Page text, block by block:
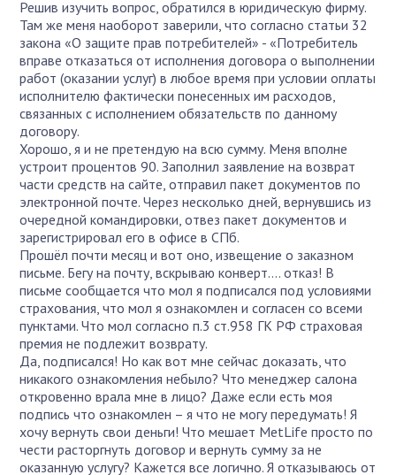
Решив изучить вопрос, обратился в юридическую фирму.
Там же меня наоборот заверили, что согласно статьи 32
закона «О защите прав потребителей» - «Потребитель
вправе отказаться от исполнения договора о выполнении
работ (оказании услуг) в любое время при условии оплаты
исполнителю фактически понесенных им расходов,
связанных с исполнением обязательств по данному
договору.
Хорошо, я и не претендую на всю сумму. Меня вполне
устроит процентов 90. Заполнил заявление на возврат
части средств на сайте, отправил пакет документов по
электронной почте. Через несколько дней, вернувшись из
очередной командировки, отвез пакет документов и
зарегистрировал его в офисе в СПб.
Прошёл почти месяц и вот оно, извещение о заказном
письме. Бегу на почту, вскрываю конверт…. отказ! В
письме сообщается что мол я подписался под условиями
страхования, что мол я ознакомлен и согласен со всеми
пунктами. Что мол согласно п.3 ст.958 ГК РФ страховая
премия не подлежит возврату.
Да, подписался! Но как вот мне сейчас доказать, что
никакого ознакомления небыло? Что менеджер салона
откровенно врала мне в лицо? Даже если есть моя
подпись что ознакомлен – я что не могу передумать! Я
хочу вернуть свои деньги! Что мешает MetLife просто по
чести расторгнуть договор и вернуть сумму за не
оказанную услугу? Кажется все логично. Я отказываюсь от